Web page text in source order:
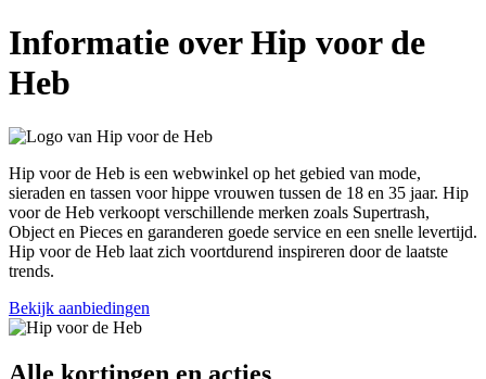
Informatie over Hip voor de
Heb
Hip voor de Heb is een webwinkel op het gebied van mode,
sieraden en tassen voor hippe vrouwen tussen de 18 en 35 jaar. Hip
voor de Heb verkoopt verschillende merken zoals Supertrash,
Object en Pieces en garanderen goede service en een snelle levertijd.
Hip voor de Heb laat zich voortdurend inspireren door de laatste
trends.
Bekijk aanbiedingen
Alle kortingen en acties